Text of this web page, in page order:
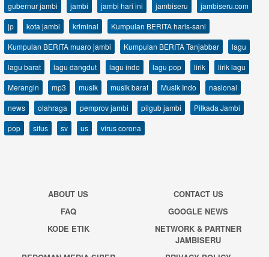
gubernur jambi
jambi jambi hari ini jambiseru
jambiseru.com
jp
kota jambi kriminal
Kumpulan BERITA haris-sani
Kumpulan BERITA muaro jambi
Kumpulan BERITA Tanjabbar
lagu
lagu barat
lagu dangdut lagu indo lagu pop lirik
lirik lagu
Merangin
mp3 musik musik barat Musik Indo
nasional
news
olahraga pemprov jambi pilgub jambi
Pilkada Jambi
pop
situs sv us virus corona
ABOUT US
CONTACT US
FAQ
GOOGLE NEWS
KODE ETIK
NETWORK & PARTNER
JAMBISERU